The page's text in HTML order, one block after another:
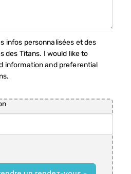
infos personnalisées et des
des Titans. I would like to
information and preferential